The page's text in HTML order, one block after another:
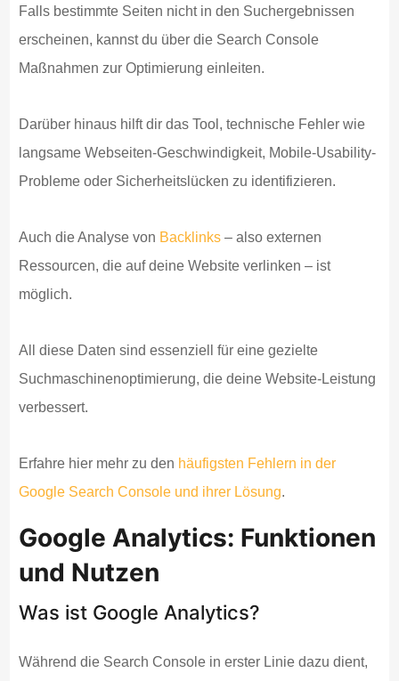
Falls bestimmte Seiten nicht in den Suchergebnissen
erscheinen, kannst du über die Search Console
Maßnahmen zur Optimierung einleiten.
Darüber hinaus hilft dir das Tool, technische Fehler wie
langsame Webseiten-Geschwindigkeit, Mobile-Usability-
Probleme oder Sicherheitslücken zu identifizieren.
Auch die Analyse von Backlinks – also externen
Ressourcen, die auf deine Website verlinken – ist
möglich.
All diese Daten sind essenziell für eine gezielte
Suchmaschinenoptimierung, die deine Website-Leistung
verbessert.
Erfahre hier mehr zu den häufigsten Fehlern in der
Google Search Console und ihrer Lösung.
Google Analytics: Funktionen
und Nutzen
Was ist Google Analytics?
Während die Search Console in erster Linie dazu dient,